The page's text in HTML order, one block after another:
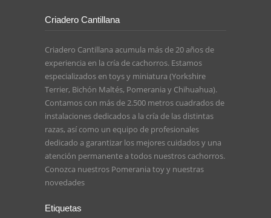
Criadero Cantillana
Criadero Cantillana acumula más de 20 años de
experiencia en la cría de cachorros. Estamos
especializados en toys y miniatura (Yorkshire
Terrier, Bichón Maltés, Pomerania y Chihuahua).
Contamos con más de 2.500 metros cuadrados de
instalaciones dedicados a la cría de las distintas
razas, así como un equipo de profesionales
dedicado a garantizar los mejores cuidados y una
atención permanente a todos nuestros cachorros.
Conozca nuestros Pomerania toyy nuestras
novedades
Etiquetas